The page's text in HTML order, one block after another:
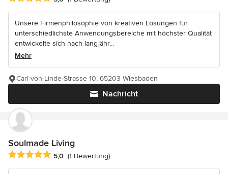
Unsere Firmenphilosophie von kreativen Lösungen für
unterschiedlichste Anwendungsbereiche mit höchster Qualität
entwickelte sich nach langjähr...
Mehr
Nachricht
Carl-von-Linde-Strasse 10, 65203 Wiesbaden
Soulmade Living
Durchschnittliche Bewertung: 5 von 5 Sternen
5,0 (1 Bewertung)